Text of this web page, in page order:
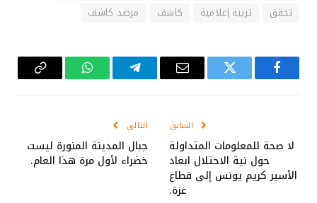
تحقق
تربية إعلامية كاشف مرصد كاشف
فيسبوك تويتر
البريد
تيلقرام واتساب Copy
السابق
لا صحة للمعلومات المتداولة
حول نية الاحتلال ابعاد
الأسير كريم يونس إلى قطاع
غزة.
التالي
جبال المدينة المنورة ليست
خضراء لأول مرة هذا العام.